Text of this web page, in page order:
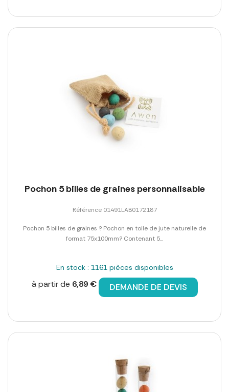
Pochon 5 billes de graines personnalisable
Référence 01491LAB0172187
Pochon 5 billes de graines ? Pochon en toile de jute naturelle de
format 75x100mm? Contenant 5...
En stock : 1161 pièces disponibles
à partir de 6,89 € DEMANDE DE DEVIS